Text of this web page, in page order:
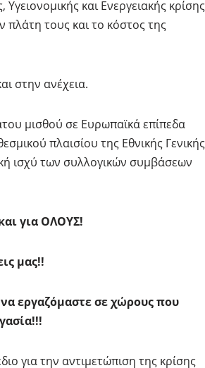
και Ενεργειακής κρίσης
τους και το κόστος της
στην ανέχεια.
μισθού σε Ευρωπαϊκά επίπεδα
πλαισίου της Εθνικής Γενικής
ισχύ των συλλογικών συμβάσεων
για ΟΛΟΥΣ!
μας!!
εργαζόμαστε σε χώρους που
για την αντιμετώπιση της κρίσης